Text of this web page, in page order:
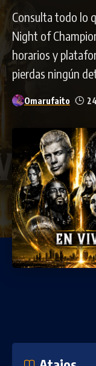
Consulta todo lo
Night of
horarios y
pierdas ningún
Omarufaito